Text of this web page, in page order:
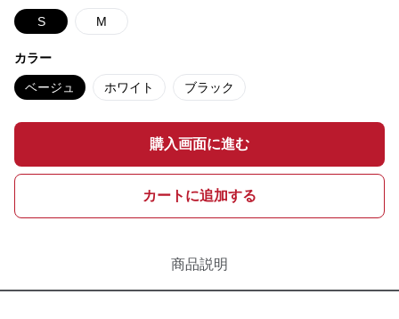
S M
カラー
ベージュ ホワイト ブラック
購入画面に進む
カートに追加する
商品説明